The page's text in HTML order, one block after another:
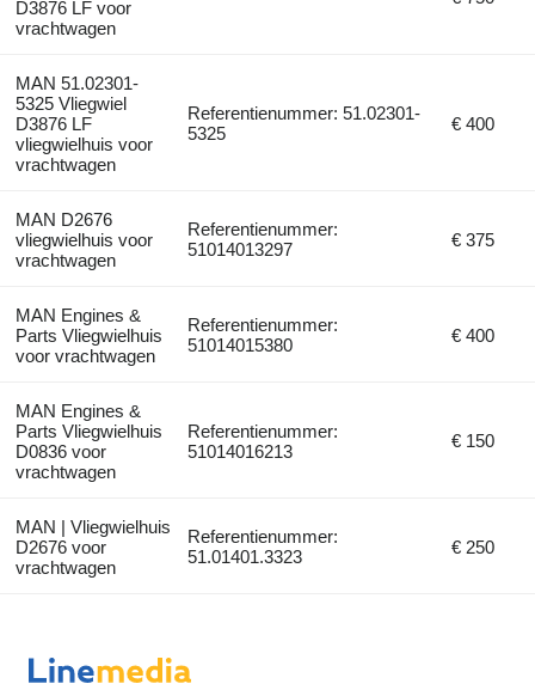
D3876 LF voor
vrachtwagen
MAN 51.02301-
5325 Vliegwiel
D3876 LF
vliegwielhuis voor
vrachtwagen
Referentienummer: 51.02301-
5325
€ 400
MAN D2676
vliegwielhuis voor
vrachtwagen
Referentienummer:
51014013297
€ 375
MAN Engines &
Parts Vliegwielhuis
voor vrachtwagen
Referentienummer:
51014015380
€ 400
MAN Engines &
Parts Vliegwielhuis
D0836 voor
vrachtwagen
Referentienummer:
51014016213
€ 150
MAN | Vliegwielhuis
D2676 voor
vrachtwagen
Referentienummer:
51.01401.3323
€ 250